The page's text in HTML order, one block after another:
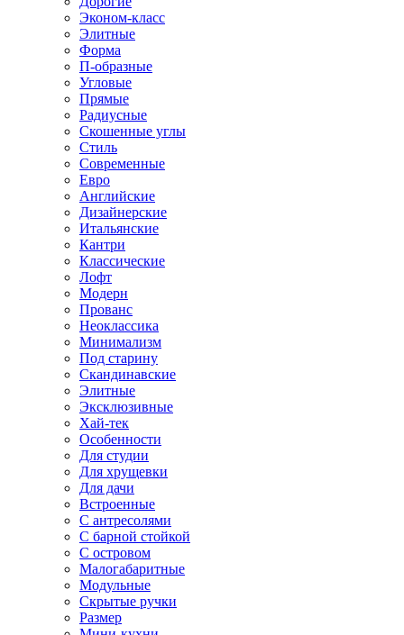
Эконом-класс
Элитные
Форма
П-образные
Угловые
Прямые
Радиусные
Скошенные углы
Стиль
Современные
Евро
Английские
Дизайнерские
Итальянские
Кантри
Классические
Лофт
Модерн
Прованс
Неоклассика
Минимализм
Под старину
Скандинавские
Элитные
Эксклюзивные
Хай-тек
Особенности
Для студии
Для хрущевки
Для дачи
Встроенные
С антресолями
С барной стойкой
С островом
Малогабаритные
Модульные
Скрытые ручки
Размер